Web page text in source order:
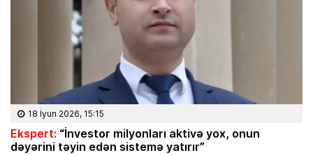
18 İyun 2026, 15:15
Ekspert: “İnvestor milyonları aktivə yox, onun
dəyərini təyin edən sistemə yatırır”